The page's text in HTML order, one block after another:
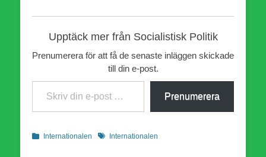
Upptäck mer från Socialistisk Politik
Prenumerera för att få de senaste inläggen skickade
till din e-post.
Skriv din e-post …
Prenumerera
Kategorier
Internationalen EtiketterInternationalen